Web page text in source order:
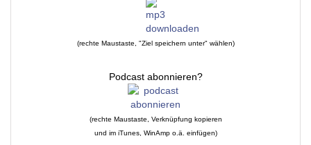
(rechte Maustaste, "Ziel speichern unter" wählen)
Podcast abonnieren?
(rechte Maustaste, Verknüpfung kopieren
und im iTunes, WinAmp o.ä. einfügen)